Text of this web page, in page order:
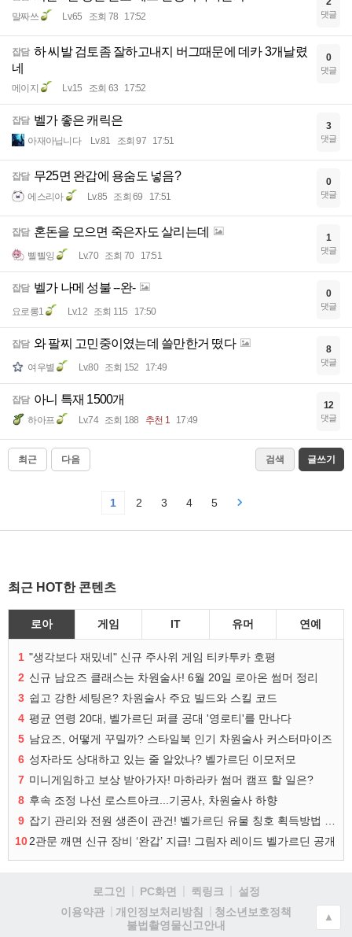
말짜쓰 Lv.65 조회 78 17:52 댓글
잡담 하 씨발 검토좀 잘하고내지 버그때문에 데카 3개날렸
네
메이지 Lv.15 조회 63 17:52
0
댓글
잡담 벨가 좋은 캐릭은
아재아닙니다 Lv.81 조회 97 17:51
3
댓글
잡담 무25면 완갑에 용숨도 넣음?
에스리아 Lv.85 조회 69 17:51
0
댓글
잡담 혼돈을 모으면 죽은자도 살리는데
삘삘잉 Lv.70 조회 70 17:51
1
댓글
잡담 벨가 나메 성불 --완-
요로롱1 Lv.12 조회 115 17:50
0
댓글
잡담 와 팔찌 고민중이였는데 쓸만한거 떴다
여우별 Lv.80 조회 152 17:49
8
댓글
잡담 아니 특재 1500개
하아프 Lv.74 조회 188 추천 1 17:49
12
댓글
최근 다음 검색 글쓰기
1 2 3 4 5
최근 HOT한 콘텐츠
로아 게임 IT 유머 연예
1 "생각보다 재밌네" 신규 주사위 게임 티카투카 호평
2 신규 남요즈 클래스는 차원술사! 6월 20일 로아온 썸머 정리
3 쉽고 강한 세팅은? 차원술사 주요 빌드와 스킬 코드
4 평균 연령 20대, 벨가르딘 퍼클 공대 '영로티'를 만나다
5 남요즈, 어떻게 꾸밀까? 스타일북 인기 차원술사 커스터마이즈
6 성자라도 상대하고 있는 줄 알았나? 벨가르딘 이모저모
7 미니게임하고 보상 받아가자! 마하라카 썸머 캠프 할 일은?
8 후속 조정 나선 로스트아크...기공사, 차원술사 하향
9
102관문 깨면 신규 장비 ‘완갑’ 지급! 그림자 레이드 벨가르딘 공개
로그인 PC화면 퀵링크
설정
이용약관
개인정보처리방침
청소년보호정책
불법촬영물신고안내
▲